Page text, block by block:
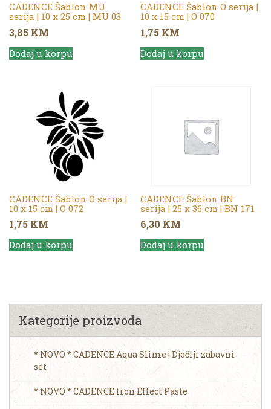
CADENCE Šablon MU
serija | 10 x 25 cm | MU 03
3,85 KM
Dodaj u korpu
CADENCE Šablon O serija |
10 x 15 cm | O 070
1,75 KM
Dodaj u korpu
CADENCE Šablon O serija |
10 x 15 cm | O 072
1,75 KM
Dodaj u korpu
CADENCE Šablon BN
serija | 25 x 36 cm | BN 171
6,30 KM
Dodaj u korpu
Kategorije proizvoda
* NOVO * CADENCE Aqua Slime | Dječiji zabavni
set
* NOVO * CADENCE Iron Effect Paste